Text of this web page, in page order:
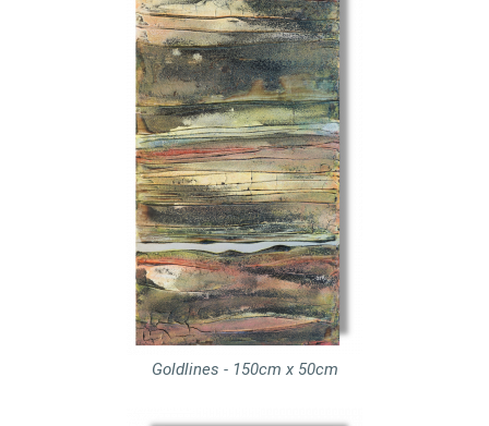
Goldlines - 150cm x 50cm